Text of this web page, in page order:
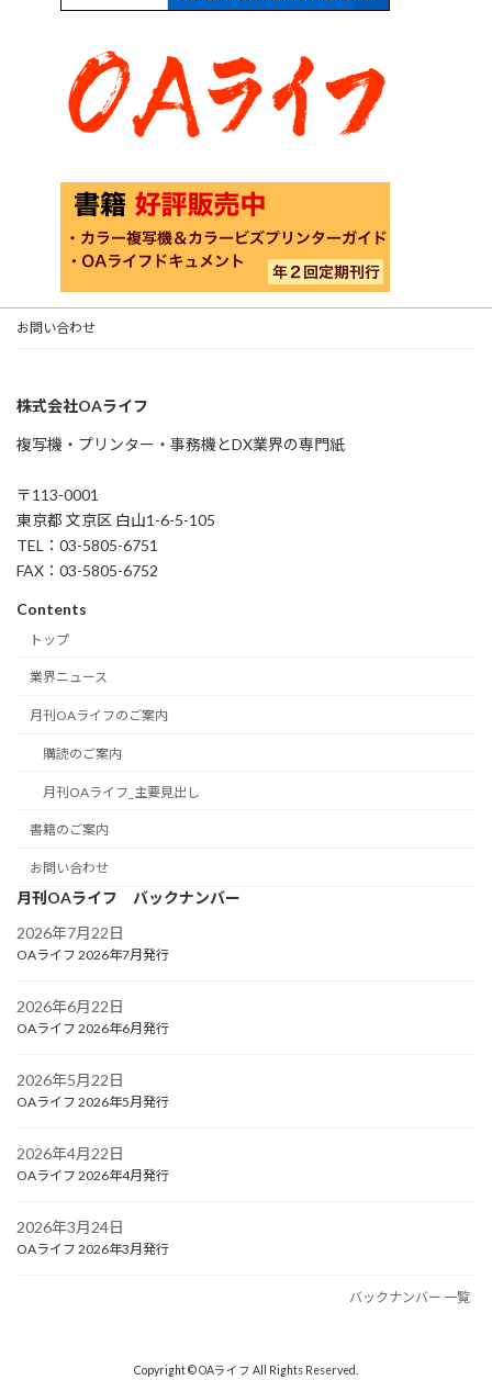
お問い合わせ
株式会社OAライフ
複写機・プリンター・事務機とDX業界の専門紙
〒113-0001
東京都 文京区 白山1-6-5-105
TEL：03-5805-6751
FAX：03-5805-6752
Contents
トップ
業界ニュース
月刊OAライフのご案内
購読のご案内
月刊OAライフ_主要見出し
書籍のご案内
お問い合わせ
月刊OAライフ バックナンバー
2026年7月22日
OAライフ 2026年7月発行
2026年6月22日
OAライフ 2026年6月発行
2026年5月22日
OAライフ 2026年5月発行
2026年4月22日
OAライフ 2026年4月発行
2026年3月24日
OAライフ 2026年3月発行
バックナンバー 一覧
Copyright © OAライフ All Rights Reserved.